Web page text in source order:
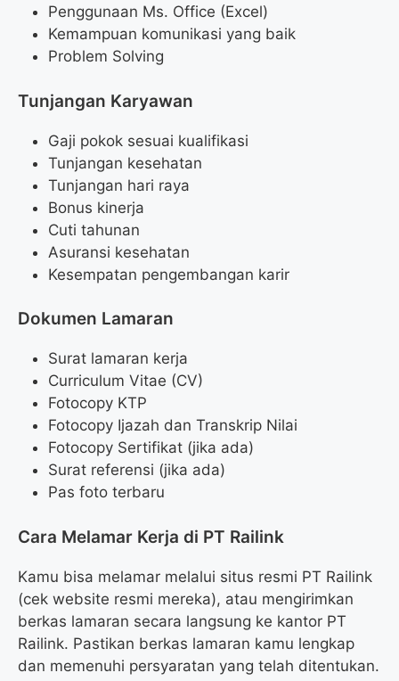
Penggunaan Ms. Office (Excel)
Kemampuan komunikasi yang baik
Problem Solving
Tunjangan Karyawan
Gaji pokok sesuai kualifikasi
Tunjangan kesehatan
Tunjangan hari raya
Bonus kinerja
Cuti tahunan
Asuransi kesehatan
Kesempatan pengembangan karir
Dokumen Lamaran
Surat lamaran kerja
Curriculum Vitae (CV)
Fotocopy KTP
Fotocopy Ijazah dan Transkrip Nilai
Fotocopy Sertifikat (jika ada)
Surat referensi (jika ada)
Pas foto terbaru
Cara Melamar Kerja di PT Railink
Kamu bisa melamar melalui situs resmi PT Railink
(cek website resmi mereka), atau mengirimkan
berkas lamaran secara langsung ke kantor PT
Railink. Pastikan berkas lamaran kamu lengkap
dan memenuhi persyaratan yang telah ditentukan.